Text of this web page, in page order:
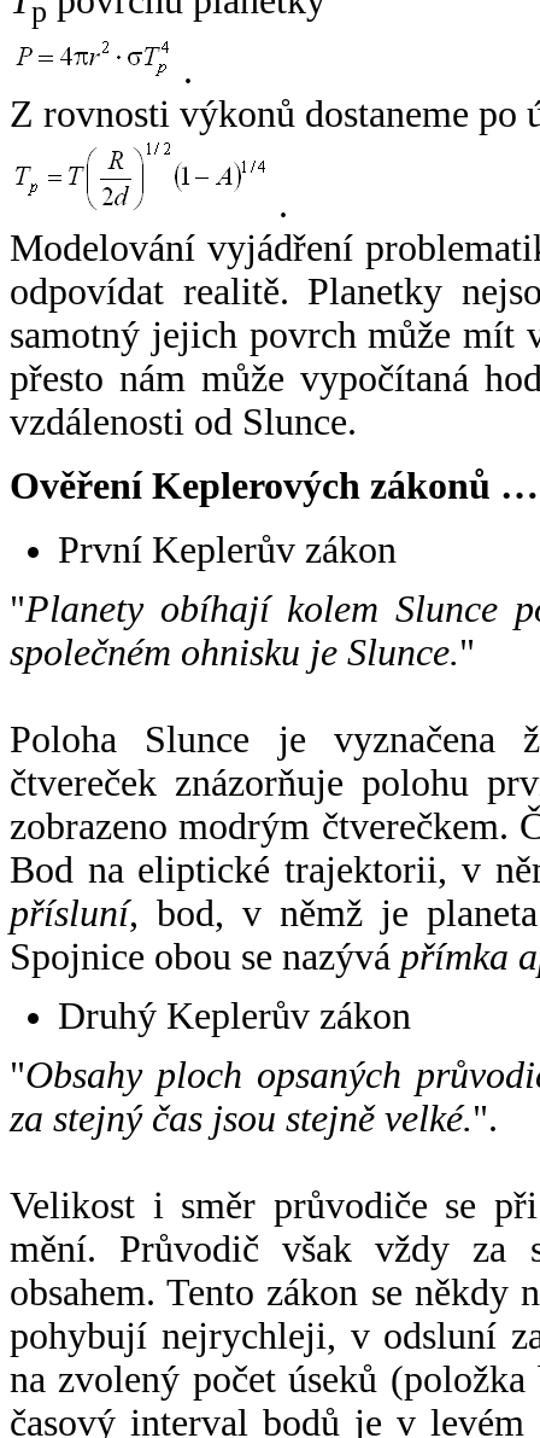
p
.
Z rovnosti výkonů dostaneme po
.
Modelování vyjádření
odpovídat realitě. Planetky
samotný jejich povrch může mít
přesto nám může vypočítaná
vzdálenosti od Slunce.
Ověření Keplerových zákonů …
První Keplerův zákon
"Planety obíhají kolem Slunce
společném ohnisku je Slunce."
Poloha Slunce je vyznačena
čtvereček znázorňuje polohu
zobrazeno modrým čtverečkem.
Bod na eliptické trajektorii, v
přísluní, bod, v němž je
Spojnice obou se nazývá přímka
Druhý Keplerův zákon
"Obsahy ploch opsaných
za stejný čas jsou stejně velké.".
Velikost i směr průvodiče se
mění. Průvodič však vždy za
obsahem. Tento zákon se někdy
pohybují nejrychleji, v odsluní
na zvolený počet úseků
časový interval bodů je v